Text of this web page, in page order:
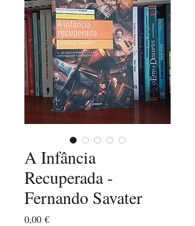
A Infância
Recuperada -
Fernando Savater
0,00 €Preço